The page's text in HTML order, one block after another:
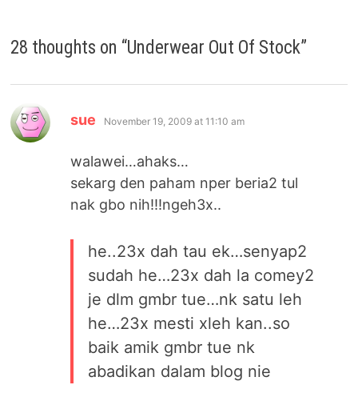
28 thoughts on “Underwear Out Of Stock”
sue says:
November 19, 2009 at 11:10 am
walawei…ahaks…
sekarg den paham nper beria2 tul
nak gbo nih!!!ngeh3x..
he..23x dah tau ek…senyap2
sudah he…23x dah la comey2
je dlm gmbr tue…nk satu leh
he…23x mesti xleh kan..so
baik amik gmbr tue nk
abadikan dalam blog nie